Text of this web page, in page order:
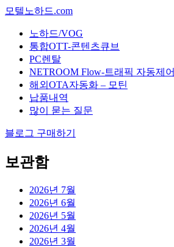
모텔노하드.com
노하드/VOG
통합OTT-콘텐츠큐브
PC렌탈
NETROOM Flow-트래픽 자동제어
해외OTA자동화 – 모틴
납품내역
많이 묻는 질문
블로그 구매하기
보관함
2026년 7월
2026년 6월
2026년 5월
2026년 4월
2026년 3월